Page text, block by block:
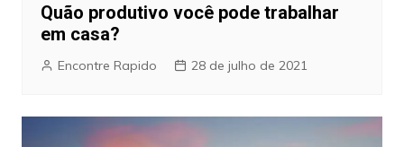
Quão produtivo você pode trabalhar
em casa?
Encontre Rapido 28 de julho de 2021